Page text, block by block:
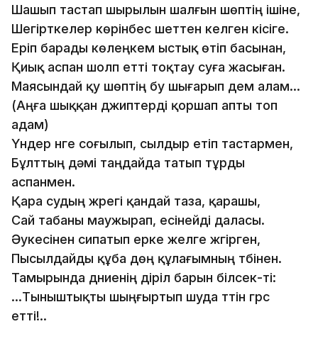
Шашып тастап шырылын шалғын шөптiң iшiне,
Шегiрткелер көрiнбес шеттен келген кiсiге.
Ерiп барады көлеңкем ыстық өтiп басынан,
Қиық аспан шолп еттi тоқтау суға жасыған.
Маясындай қу шөптiң бу шығарып дем алам...
(Аңға шыққан джиптердi қоршап апты топ
адам)
Үндер үнге соғылып, сылдыр етiп тастармен,
Бұлттың дәмi таңдайда татып тұрды
аспанмен.
Қара судың жүрегi қандай таза, қарашы,
Сай табаны маужырап, есiнейдi даласы.
Әукесiнен сипатып ерке желге жүгiрген,
Пысылдайды құба дөң құлағымның түбiнен.
Тамырында дүниенiң дiрiл барын бiлсек-тi:
...Тыныштықты шыңғыртып шуда түтiн гүрс
еттi!..